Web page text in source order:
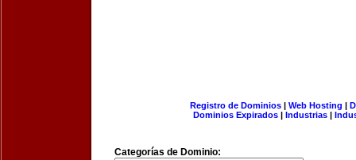
Registro de Dominios| Web Hosting |
Dominios Expirados | Industrias |
Categorías de Dominio: